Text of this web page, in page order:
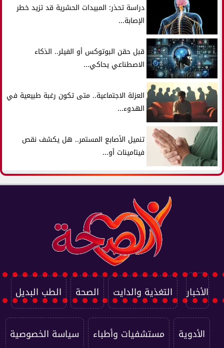
دراسة تحذر: المبيدات الحشرية قد تزيد خطر
الإصابة...
قبل حقن البوتوكس أو الفيلر.. الذكاء
الاصطناعي يحاكي...
العزلة الاجتماعية.. متى تكون رغبة طبيعية في
الهدوء...
تنميل الأصابع المستمر.. هل يكشف نقص
فيتامينات أو...
الأخبار التغذية والدايت الصحة الطب البديل
الأدوية مستشفيات وأطباء سياسة الخصوصية